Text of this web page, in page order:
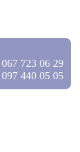
723 06 29
440 05 05